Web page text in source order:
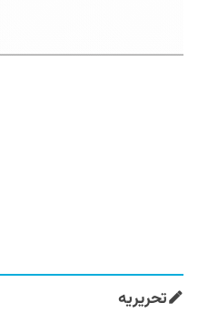
تحریریه